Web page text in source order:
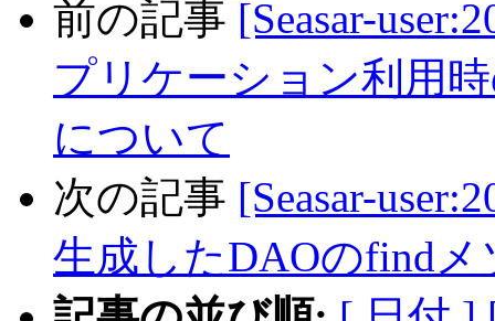
前の記事 [Seasar-
プリケーション利用時
について
次の記事 [Seasar-
生成したDAOのfind